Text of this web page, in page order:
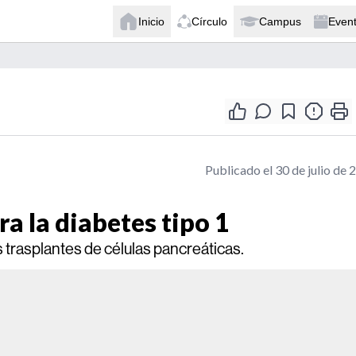
Inicio Círculo Campus
Publicado el 30 de julio de
la diabetes tipo 1
trasplantes de células pancreáticas.